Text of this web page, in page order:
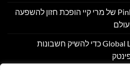
תוכנית Pink Changing Lives®‎ של מרי קיי הופכת חזון להשפעה
OpenFX רוכשת את Global Ledger כדי להשיק חשבונות